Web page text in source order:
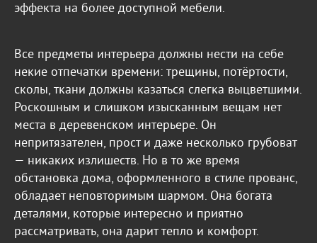
эффекта на более доступной мебели.
Все предметы интерьера должны нести на себе
некие отпечатки времени: трещины, потёртости,
сколы, ткани должны казаться слегка выцветшими.
Роскошным и слишком изысканным вещам нет
места в деревенском интерьере. Он
непритязателен, прост и даже несколько грубоват
— никаких излишеств. Но в то же время
обстановка дома, оформленного в стиле прованс,
обладает неповторимым шармом. Она богата
деталями, которые интересно и приятно
рассматривать, она дарит тепло и комфорт.